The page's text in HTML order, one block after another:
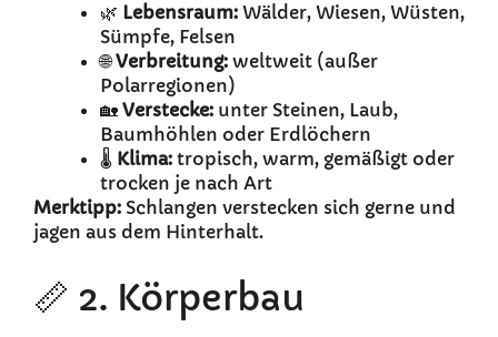
🌿 Lebensraum: Wälder, Wiesen, Wüsten,
Sümpfe, Felsen
🌐Verbreitung: weltweit (außer
Polarregionen)
🏡 Verstecke: unter Steinen, Laub,
Baumhöhlen oder Erdlöchern
🌡️ Klima: tropisch, warm, gemäßigt oder
trocken je nach Art
Merktipp: Schlangen verstecken sich gerne und
jagen aus dem Hinterhalt.
📏 2. Körperbau